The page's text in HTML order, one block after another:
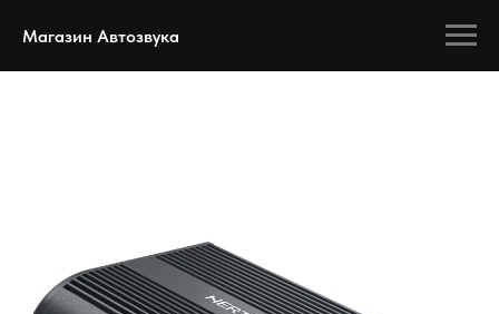
Магазин Автозвука